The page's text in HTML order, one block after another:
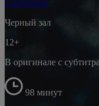
Спецпоказ
Черный зал
12+
В оригинале с
98 минут